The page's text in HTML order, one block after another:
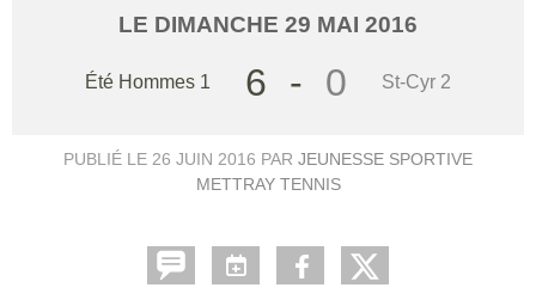
LE DIMANCHE 29 MAI 2016
Été Hommes 1 6 - 0 St-Cyr 2
PUBLIÉ LE 26 JUIN 2016 PAR JEUNESSE SPORTIVE
METTRAY TENNIS